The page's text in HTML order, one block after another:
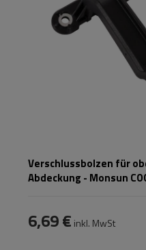
Verschlussbolzen für
Abdeckung - Monsun
6,69 € inkl. MwSt